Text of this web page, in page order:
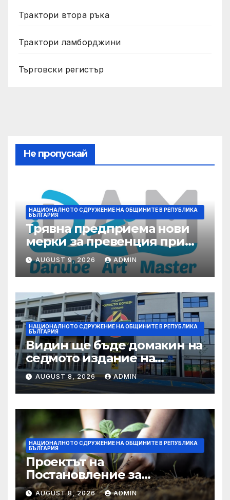
Трактори втора ръка
Трактори ламборджини
Търговски регистър
Не пропускай
НАЦИОНАЛНОТО СДРУЖЕНИЕ НА ОБЩИНИТЕ В РЕПУБЛИКА
БЪЛГАРИЯ
Трявна предприема нови
мерки за превенция при
бедствия и аварии
AUGUST 9, 2026 ADMIN
НАЦИОНАЛНОТО СДРУЖЕНИЕ НА ОБЩИНИТЕ В РЕПУБЛИКА
БЪЛГАРИЯ
Видин ще бъде домакин на
седмото издание на
Международния
фолклорен фестивал
„Синия Дунав“
AUGUST 8, 2026 ADMIN
НАЦИОНАЛНОТО СДРУЖЕНИЕ НА ОБЩИНИТЕ В РЕПУБЛИКА
БЪЛГАРИЯ
Проектът на
Постановление за
изпълнението на
AUGUST 8, 2026 ADMIN